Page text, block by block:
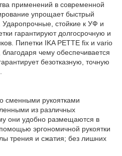
применений в современной
упрощает быстрый
стойкие к УФ и
гарантируют долгосрочную и
Пипетки IKA PETTE fix и vario
чему обеспечивается
безотказную, точную
сменными рукоятками
из различных
они удобно размещаются в
эргономичной рукоятки
трения и сжатия; без лишних